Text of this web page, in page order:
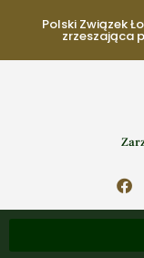
Polski Związek
zrzeszająca